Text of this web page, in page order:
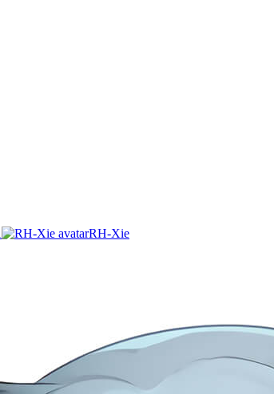
RH-Xie